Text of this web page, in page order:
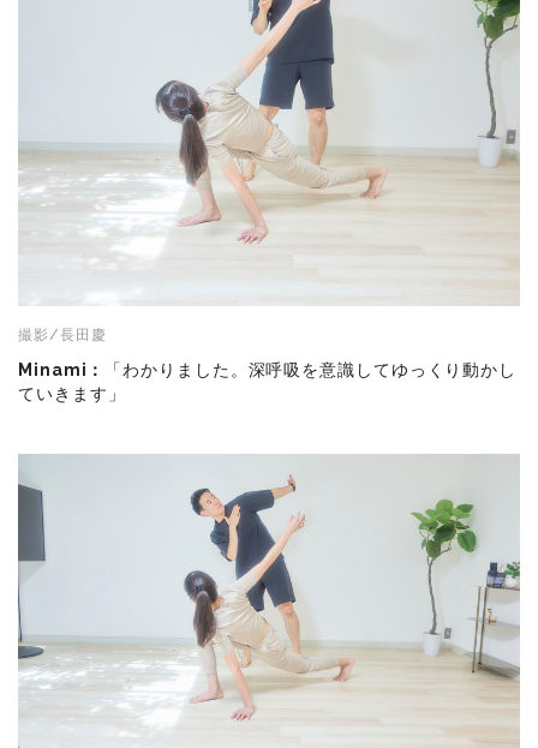
撮影/長田慶
Minami：
「わかりました。深呼吸を意識してゆっくり動かし
ていきます」